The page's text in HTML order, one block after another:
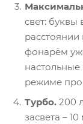
свет: буквы
фонарём
режиме
Турбо. 200
засвета –